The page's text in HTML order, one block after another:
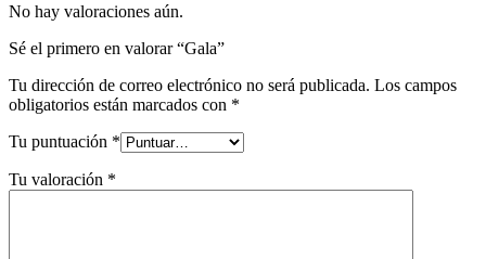
No hay valoraciones aún.
Sé el primero en valorar “Gala”
Tu dirección de correo electrónico no será publicada. Los campos
obligatorios están marcados con *
Tu puntuación *
Tu valoración *